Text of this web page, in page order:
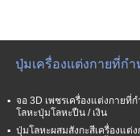
ปุ่มเครื่องแต่งกายที่กำ
จอ 3D เพชรเครื่องแต่งกายที่ก
โลหะปุ่มโลหะปืน / เงิน
ปุ่มโลหะผสมสังกะสีเครื่องแต่ง